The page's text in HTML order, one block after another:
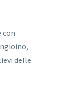
con
delle